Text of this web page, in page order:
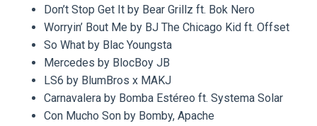
Don’t Stop Get It by Bear Grillz ft. Bok Nero
Worryin’ Bout Me by BJ The Chicago Kid ft. Offset
So What by Blac Youngsta
Mercedes by BlocBoy JB
LS6 by BlumBros x MAKJ
Carnavalera by Bomba Estéreo ft. Systema Solar
Con Mucho Son by Bomby, Apache